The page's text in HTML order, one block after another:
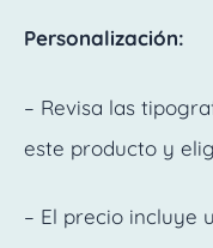
Personalización:
– Revisa las
este producto y
– El precio incluye